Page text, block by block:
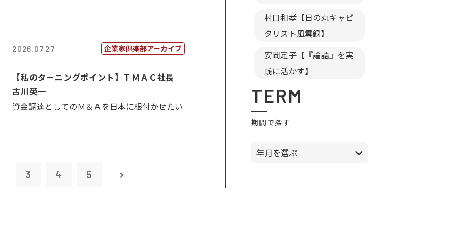
2026.07.27 企業家倶楽部アーカイブ
【私のターニングポイント】ＴＭＡＣ社長
古川英一
資金調達としてのＭ＆Ａを日本に根付かせたい
3 4 5
村口和孝【日の丸キャピ
タリスト風雲録】
安岡定子【『論語』を実
践に活かす】
TERM
期間で探す
年月を選ぶ